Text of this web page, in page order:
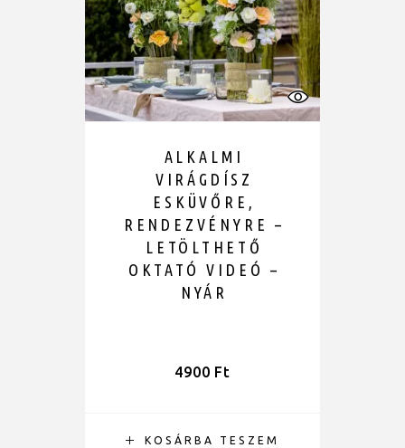
KOSÁRBA TESZEM
ALKALMI
VIRÁGDÍSZ
ESKÜVŐRE,
RENDEZVÉNYRE –
LETÖLTHETŐ
OKTATÓ VIDEÓ –
NYÁR
4900 Ft